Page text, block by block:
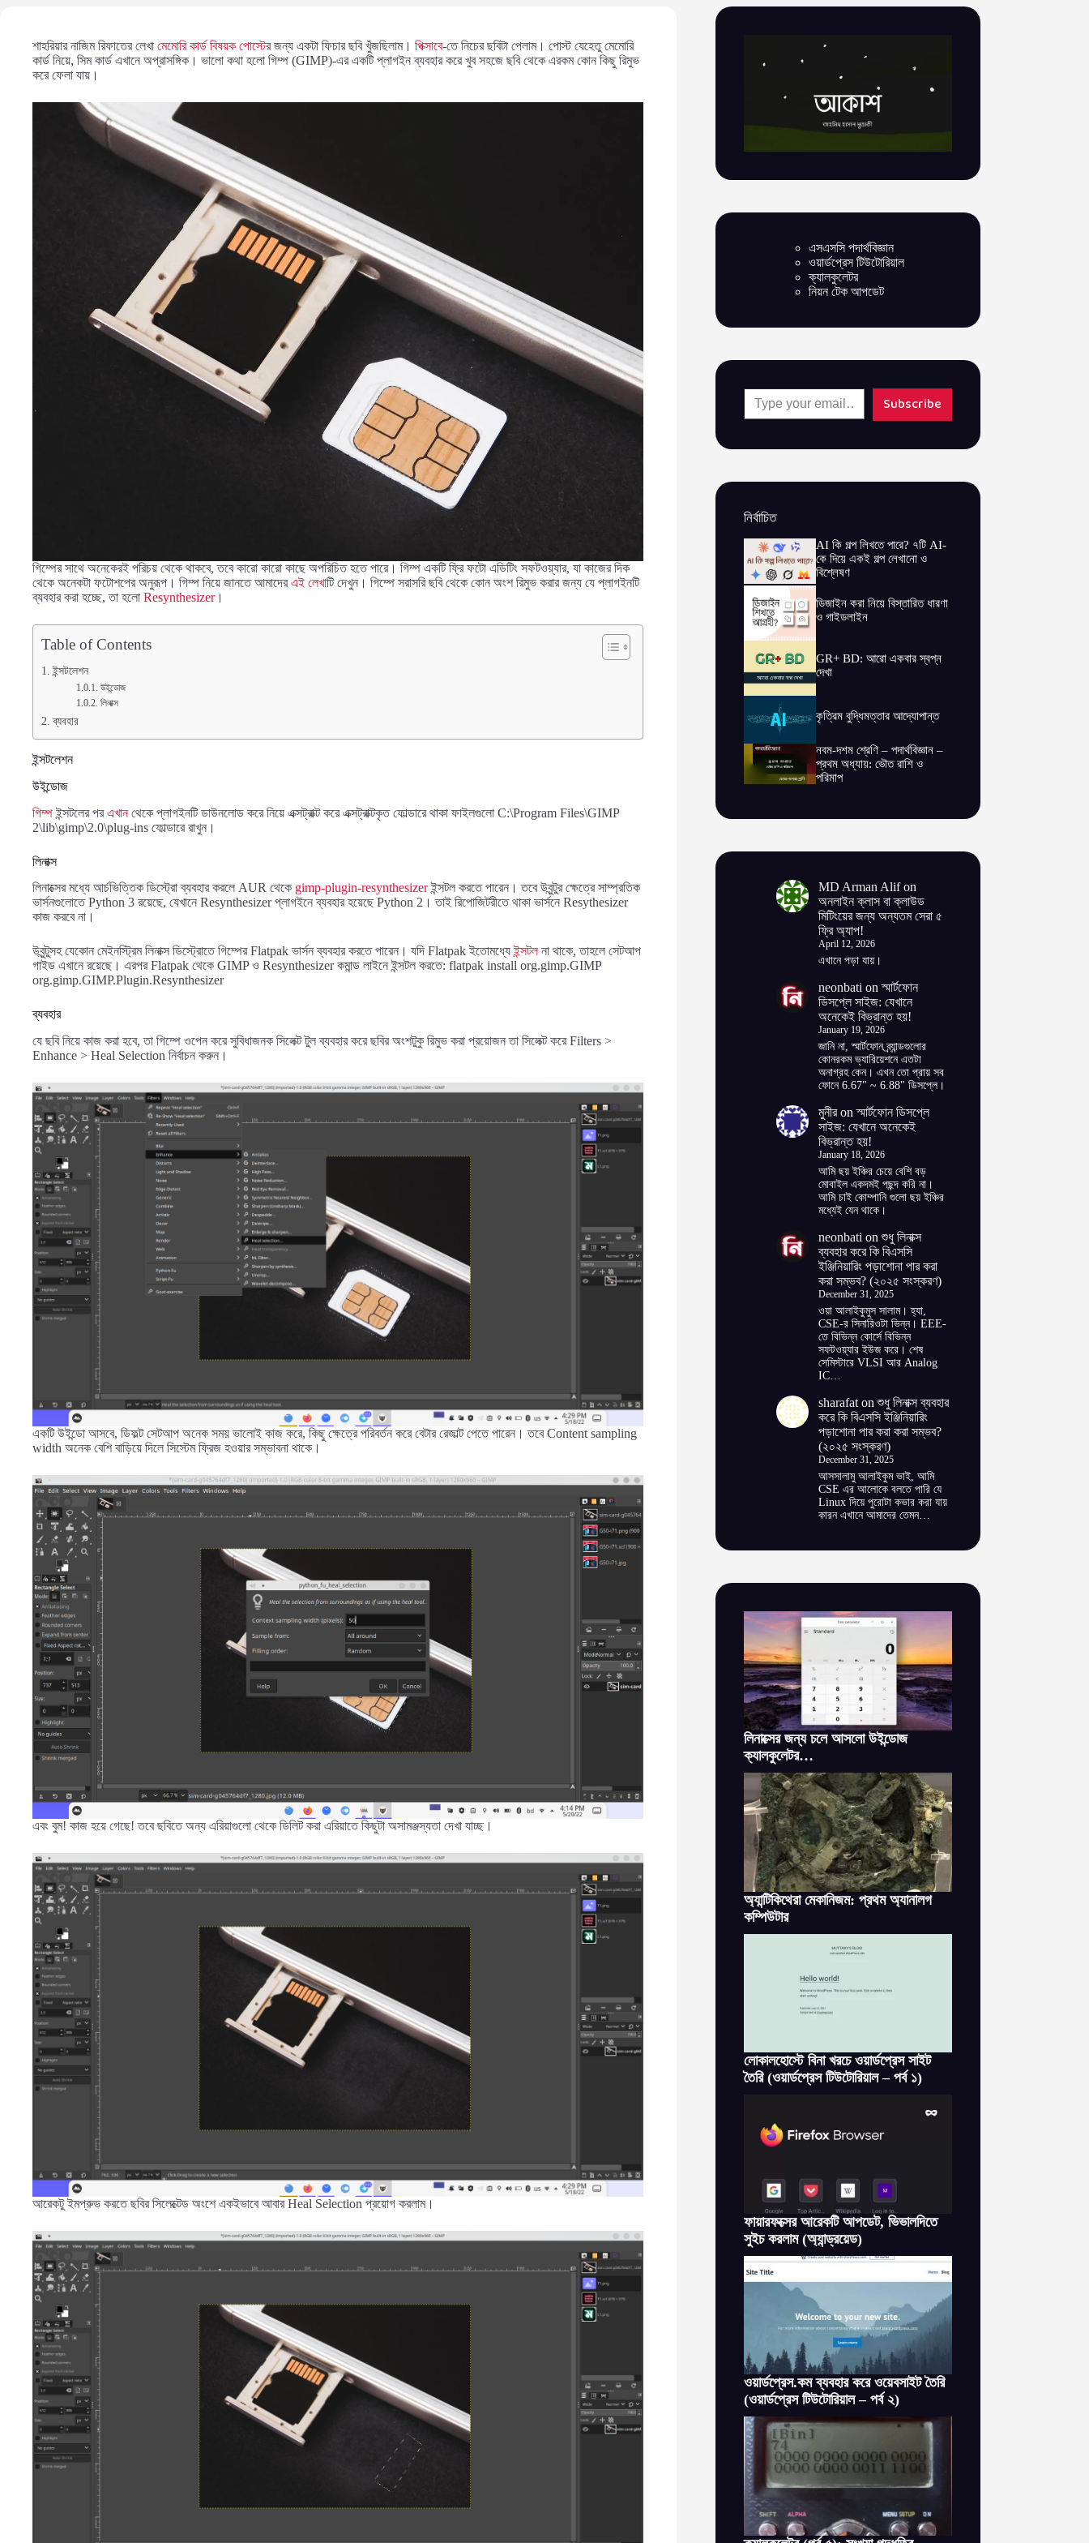
শাহরিয়ার নাজিম রিফাতের লেখা মেমোরি কার্ড বিষয়ক পোস্টের জন্য একটা ফিচার ছবি খুঁজছিলাম। পিক্সাবে-তে নিচের ছবিটা পেলাম। পোস্ট যেহেতু মেমোরি
কার্ড নিয়ে, সিম কার্ড এখানে অপ্রাসঙ্গিক। ভালো কথা হলো গিম্প (GIMP)-এর একটি প্লাগইন ব্যবহার করে খুব সহজে ছবি থেকে এরকম কোন কিছু রিমুভ
করে ফেলা যায়।
গিম্পের সাথে অনেকেরই পরিচয় থেকে থাকবে, তবে কারো কারো কাছে অপরিচিত হতে পারে। গিম্প একটি ফ্রি ফটো এডিটিং সফটওয়্যার, যা কাজের দিক
থেকে অনেকটা ফটোশপের অনুরূপ। গিম্প নিয়ে জানতে আমাদেরএই লেখাটি দেখুন। গিম্পে সরাসরি ছবি থেকে কোন অংশ রিমুভ করার জন্য যে প্লাগইনটি
ব্যবহার করা হচ্ছে, তা হলো Resynthesizer।
Table of Contents
ইন্সটলেশন
উইন্ডোজ
লিনাক্স
ব্যবহার
ইন্সটলেশন
উইন্ডোজ
গিম্পইন্সটলের পরএখানথেকে প্লাগইনটি ডাউনলোড করে নিয়ে এক্সট্রাক্ট করে এক্সট্রাক্টকৃত ফোল্ডারে থাকা ফাইলগুলো C:\Program Files\GIMP
2\lib\gimp\2.0\plug-ins ফোল্ডারে রাখুন।
লিনাক্স
লিনাক্সের মধ্যে আর্চভিত্তিক ডিস্ট্রো ব্যবহার করলে AUR থেকে gimp-plugin-resynthesizerইন্সটল করতে পারেন। তবে উবুন্টুর ক্ষেত্রে সাম্প্রতিক
ভার্সনগুলোতে Python 3 রয়েছে, যেখানে Resynthesizer প্লাগইনে ব্যবহার হয়েছে Python 2। তাই রিপোজিটরীতে থাকা ভার্সনে Resythesizer
কাজ করবে না।
উবুন্টুসহ যেকোন মেইনস্ট্রিম লিনাক্স ডিস্ট্রোতে গিম্পের Flatpak ভার্সন ব্যবহার করতে পারেন। যদি Flatpak ইতোমধ্যেইন্সটলনা থাকে, তাহলে সেটআপ
গাইড এখানে রয়েছে। এরপর Flatpak থেকে GIMP ও Resynthesizer কমান্ড লাইনে ইন্সটল করতে: flatpak install org.gimp.GIMP
org.gimp.GIMP.Plugin.Resynthesizer
ব্যবহার
যে ছবি নিয়ে কাজ করা হবে, তা গিম্পে ওপেন করে সুবিধাজনক সিলেক্ট টুল ব্যবহার করে ছবির অংশটুকু রিমুভ করা প্রয়োজন তা সিলেক্ট করে Filters >
Enhance > Heal Selection নির্বাচন করুন।
একটি উইন্ডো আসবে, ডিফল্ট সেটআপ অনেক সময় ভালোই কাজ করে, কিছু ক্ষেত্রে পরিবর্তন করে বেটার রেজাল্ট পেতে পারেন। তবে Content sampling
width অনেক বেশি বাড়িয়ে দিলে সিস্টেম ফ্রিজ হওয়ার সম্ভাবনা থাকে।
এবং বুম! কাজ হয়ে গেছে! তবে ছবিতে অন্য এরিয়াগুলো থেকে ডিলিট করা এরিয়াতে কিছুটা অসামঞ্জস্যতা দেখা যাচ্ছ।
আরেকটু ইমপ্রুভ করতে ছবির সিলেক্টেড অংশে একইভাবে আবার Heal Selection প্রয়োগ করলাম।
এসএসসি পদার্থবিজ্ঞান
ওয়ার্ডপ্রেস টিউটোরিয়াল
ক্যালকুলেটর
নিয়ন টেক আপডেট
Type your email…
Subscribe
নির্বাচিত
AI কি গল্প লিখতে পারে? ৭টি AI-
কে দিয়ে একই গল্প লেখানো ও
বিশ্লেষণ
ডিজাইন করা নিয়ে বিস্তারিত ধারণা
ও গাইডলাইন
GR+ BD: আরো একবার স্বপ্ন
দেখা
কৃত্রিম বুদ্ধিমত্তার আদ্যোপান্ত
নবম-দশম শ্রেণি – পদার্থবিজ্ঞান –
প্রথম অধ্যায়: ভৌত রাশি ও
পরিমাপ
MD Arman Alifon
অনলাইন ক্লাস বা ক্লাউড
মিটিংয়ের জন্য অন্যতম সেরা ৫
ফ্রি অ্যাপ!
April 12, 2026
এখানে পড়া যায়।
neonbati onস্মার্টফোন
ডিসপ্লে সাইজ: যেখানে
অনেকেই বিভ্রান্ত হয়!
January 19, 2026
জানি না, স্মার্টফোন ব্র্যান্ডগুলোর
কোনরকম ভ্যারিয়েশনে এতটা
অনাগ্রহ কেন। এখন তো প্রায় সব
ফোনে 6.67" ~ 6.88" ডিসপ্লে।
মুনীরonস্মার্টফোন ডিসপ্লে
সাইজ: যেখানে অনেকেই
বিভ্রান্ত হয়!
January 18, 2026
আমি ছয় ইঞ্চির চেয়ে বেশি বড়
মোবাইল একদমই পছন্দ করি না।
আমি চাই কোম্পানি গুলো ছয় ইঞ্চির
মধ্যেই যেন থাকে।
neonbati onশুধু লিনাক্স
ব্যবহার করে কি বিএসসি
ইঞ্জিনিয়ারিং পড়াশোনা পার করা
করা সম্ভব? (২০২৫ সংস্করণ)
December 31, 2025
ওয়া আলাইকুমুস সালাম। হ্যা,
CSE-র সিনারিওটা ভিন্ন। EEE-
তে বিভিন্ন কোর্সে বিভিন্ন
সফটওয়্যার ইউজ করে। শেষ
সেমিস্টারে VLSI আর Analog
IC…
sharafat onশুধু লিনাক্স ব্যবহার
করে কি বিএসসি ইঞ্জিনিয়ারিং
পড়াশোনা পার করা করা সম্ভব?
(২০২৫ সংস্করণ)
December 31, 2025
আসসালামু আলাইকুম ভাই, আমি
CSE এর আলোকে বলতে পারি যে
Linux দিয়ে পুরোটা কভার করা যায়
কারন এখানে আমাদের তেমন…
লিনাক্সের জন্য চলে আসলো উইন্ডোজ
ক্যালকুলেটর…
অ্যান্টিকিথেরা মেকানিজম: প্রথম অ্যানালগ
কম্পিউটার
লোকালহোস্টে বিনা খরচে ওয়ার্ডপ্রেস সাইট
তৈরি (ওয়ার্ডপ্রেস টিউটোরিয়াল – পর্ব ১)
ফায়ারফক্সের আরেকটি আপডেট, ভিভালদিতে
সুইচ করলাম (অ্যান্ড্রয়েড)
ওয়ার্ডপ্রেস.কম ব্যবহার করে ওয়েবসাইট তৈরি
(ওয়ার্ডপ্রেস টিউটোরিয়াল – পর্ব ২)